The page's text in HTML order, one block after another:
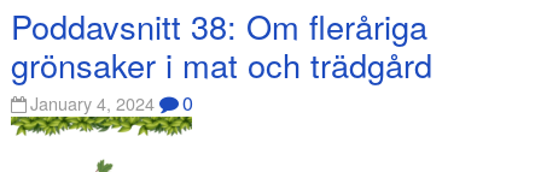
Poddavsnitt 38: Om fleråriga
grönsaker i mat och trädgård
January 4, 2024 0